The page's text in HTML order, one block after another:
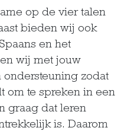
op de vier talen
bieden wij ook
en het
wij met jouw
zodat
om te spreken in een
graag dat leren
is. Daarom